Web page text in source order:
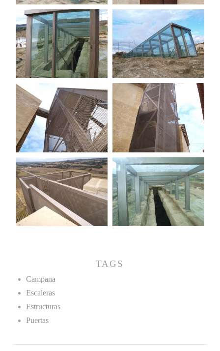
TAGS
Campana
Escaleras
Estructuras
Puertas